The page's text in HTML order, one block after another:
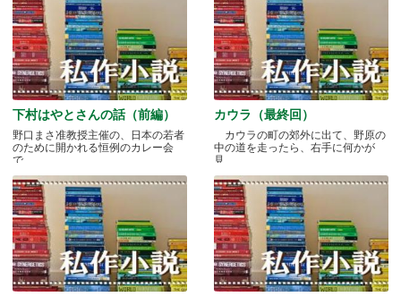
下村はやとさんの話（前編）
野口まさ准教授主催の、日本の若者
のために開かれる恒例のカレー会
で.....
カウラ（最終回）
カウラの町の郊外に出て、野原の
中の道を走ったら、右手に何かが
見.....